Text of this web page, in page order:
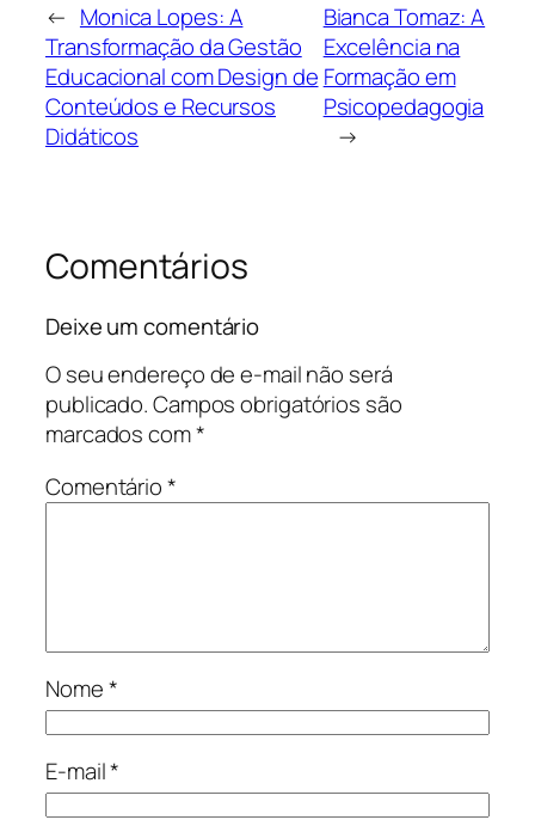
← Monica Lopes: A
Transformação da Gestão
Educacional com Design de
Conteúdos e Recursos
Didáticos
Bianca Tomaz: A
Excelência na
Formação em
Psicopedagogia
→
Comentários
Deixe um comentário
O seu endereço de e-mail não será
publicado.Campos obrigatórios são
marcados com*
Comentário*
Nome*
E-mail*